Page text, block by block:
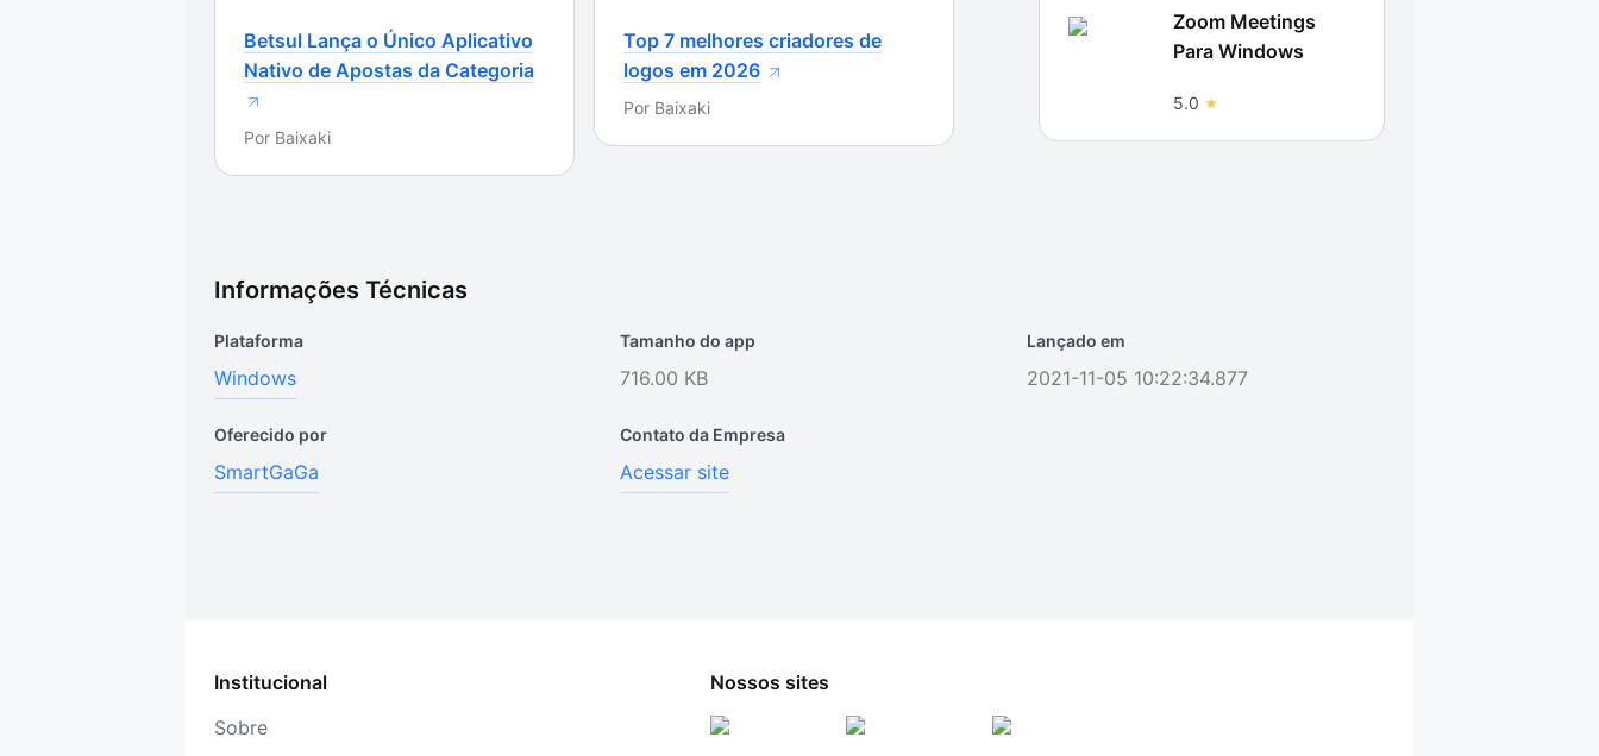
Betsul Lança o Único Aplicativo
Nativo de Apostas da Categoria
Por Baixaki
Top 7 melhores criadores de
logos em 2026
Por Baixaki
Zoom Meetings
Para Windows
5.0
Informações Técnicas
Plataforma
Windows
Tamanho do app
716.00 KB
Lançado em
2021-11-05 10:22:34.877
Oferecido por
SmartGaGa
Contato da Empresa
Acessar site
Institucional
Sobre
Nossos sites